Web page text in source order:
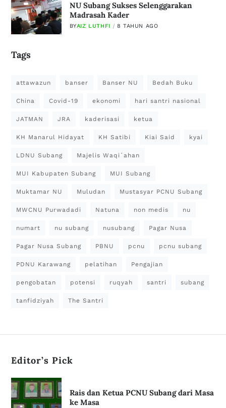
NU Subang Sukses Selenggarakan
Madrasah Kader
BYAIZ LUTHFI 8 TAHUN AGO
Tags
attawazun banser Banser NU Bedah Buku
China Covid-19 ekonomi hari santri nasional
JATMAN JRA kaderisasi ketua
KH Manarul Hidayat KH Satibi Kiai Said kyai
LDNU Subang Majelis Waqi`ahan
MUI Kabupaten Subang MUI Subang
Muktamar NU Muludan Mustasyar PCNU Subang
MWCNU Purwadadi Natuna non medis nu
numart nu subang nusubang Pagar Nusa
Pagar Nusa Subang PBNU pcnu pcnu subang
PDNU Karawang pelatihan Pengajian
pengobatan potensi ruqyah santri subang
tanfidziyah The Santri
Editor’s Pick
Rais dan Ketua PCNU Subang dari Masa
ke Masa